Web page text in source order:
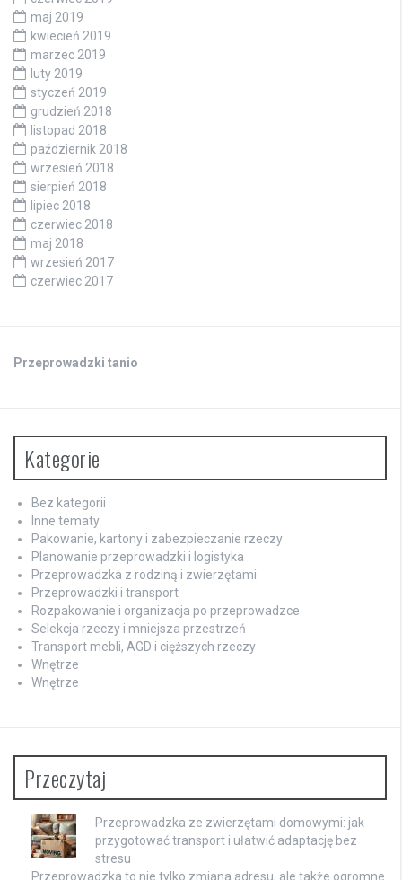
maj 2019
kwiecień 2019
marzec 2019
luty 2019
styczeń 2019
grudzień 2018
listopad 2018
październik 2018
wrzesień 2018
sierpień 2018
lipiec 2018
czerwiec 2018
maj 2018
wrzesień 2017
czerwiec 2017
Przeprowadzki tanio
Kategorie
Bez kategorii
Inne tematy
Pakowanie, kartony i zabezpieczanie rzeczy
Planowanie przeprowadzki i logistyka
Przeprowadzka z rodziną i zwierzętami
Przeprowadzki i transport
Rozpakowanie i organizacja po przeprowadzce
Selekcja rzeczy i mniejsza przestrzeń
Transport mebli, AGD i cięższych rzeczy
Wnętrze
Wnętrze
Przeczytaj
Przeprowadzka ze zwierzętami domowymi: jak
przygotować transport i ułatwić adaptację bez
stresu
Przeprowadzka to nie tylko zmiana adresu, ale także ogromne